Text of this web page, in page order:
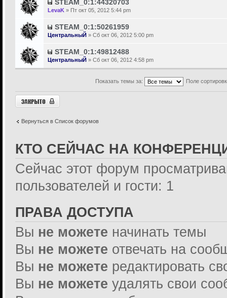
STEAM_0:1:44320703
LevaK » Пт окт 05, 2012 5:44 pm
STEAM_0:1:50261959
ЦентральныЙ » Сб окт 06, 2012 5:00 pm
STEAM_0:1:49812488
ЦентральныЙ » Сб окт 06, 2012 4:58 pm
Показать темы за: Поле
Форум закрыт
Вернуться в Список форумов
КТО СЕЙЧАС НА
Сейчас этот форум
пользователей и гости: 1
ПРАВА ДОСТУПА
Вы не можете начинать темы
Вы не можете отвечать на
Вы не можете редактировать
Вы не можете удалять свои